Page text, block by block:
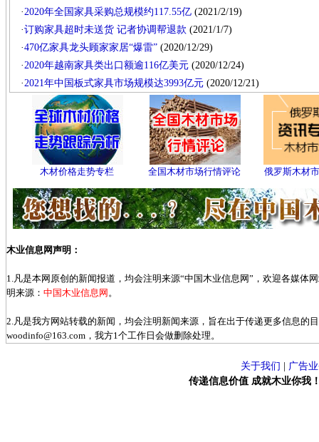
·2020年全国家具采购总规模约117.55亿 (2021/2/19)
·订购家具超时未送货 记者协调帮退款 (2021/1/7)
·470亿家具龙头顾家家居“爆雷” (2020/12/29)
·2020年越南家具类出口额逾116亿美元 (2020/12/24)
·2021年中国板式家具市场规模达3993亿元 (2020/12/21)
木材价格走势专栏 全国木材市场行情评论 俄罗斯木材
木业信息网声明：
1.凡是本网原创的新闻报道，均会注明来源“中国木业信息网”，欢迎各媒体
明来源： 中国木业信息网 。
2.凡是我方网站转载的新闻，均会注明新闻来源，旨在出于传递更多信息的
woodinfo@163.com，我方1个工作日会做删除处理。
关于我们
广告
传递信息价值 成就木业你我